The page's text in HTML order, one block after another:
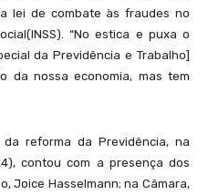
lei de combate às fraudes no
“No estica e puxa o
da Previdência e Trabalho]
da nossa economia, mas tem
reforma da Previdência, na
contou com a presença dos
Joice Hasselmann; na Câmara,